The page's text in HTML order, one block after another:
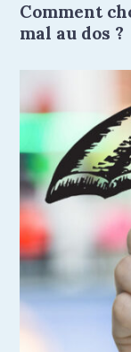
Comment
mal au dos ?